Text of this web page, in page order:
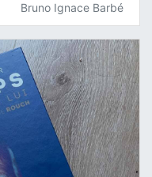
Bruno Ignace Barbé